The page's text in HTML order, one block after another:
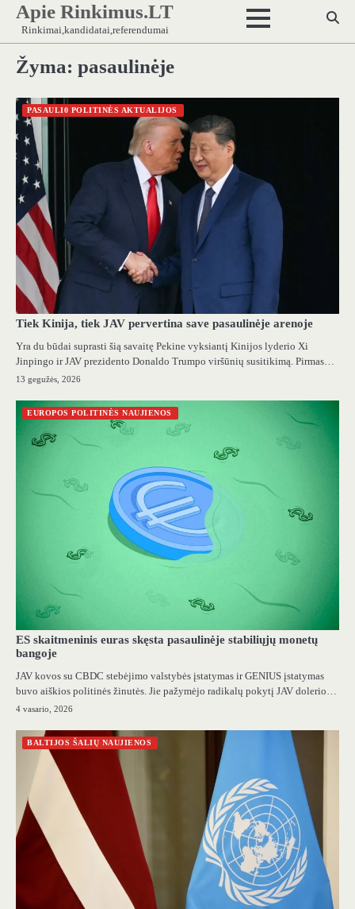
Skip
content
Apie Rinkimus.LT
Rinkimai,kandidatai,referendumai
Žyma: pasaulinėje
PASAULI0 POLITINĖS AKTUALIJOS
Tiek Kinija, tiek JAV pervertina save pasaulinėje arenoje
Yra du būdai suprasti šią savaitę Pekine vyksiantį Kinijos lyderio Xi
Jinpingo ir JAV prezidento Donaldo Trumpo viršūnių susitikimą. Pirmas…
13 gegužės, 2026
EUROPOS POLITINĖS NAUJIENOS
ES skaitmeninis euras skęsta pasaulinėje stabiliųjų monetų
bangoje
JAV kovos su CBDC stebėjimo valstybės įstatymas ir GENIUS įstatymas
buvo aiškios politinės žinutės. Jie pažymėjo radikalų pokytį JAV dolerio…
4 vasario, 2026
BALTIJOS ŠALIŲ NAUJIENOS